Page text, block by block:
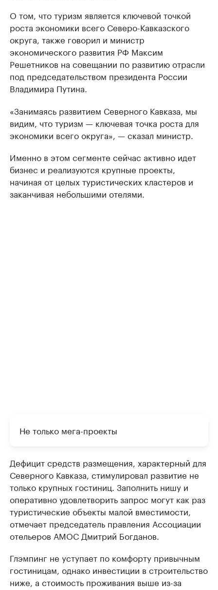
О том, что туризм является ключевой точкой
роста экономики всего Северо-Кавказского
округа, также говорил и министр
экономического развития РФ Максим
Решетников на совещании по развитию отрасли
под председательством президента России
Владимира Путина.
«Занимаясь развитием Северного Кавказа, мы
видим, что туризм — ключевая точка роста для
экономики всего округа», — сказал министр.
Именно в этом сегменте сейчас активно идет
бизнес и реализуются крупные проекты,
начиная от целых туристических кластеров и
заканчивая небольшими отелями.
Не только мега-проекты
Дефицит средств размещения, характерный для
Северного Кавказа, стимулировал развитие не
только крупных гостиниц. Заполнить нишу и
оперативно удовлетворить запрос могут как раз
туристические объекты малой вместимости,
отмечает председатель правления Ассоциации
отельеров АМОС Дмитрий Богданов.
Глэмпинг не уступает по комфорту привычным
гостиницам, однако инвестиции в строительство
ниже, а стоимость проживания выше из-за